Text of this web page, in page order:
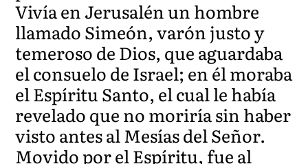
Vivía en Jerusalén un hombre
llamado Simeón, varón justo y
temeroso de Dios, que aguardaba
el consuelo de Israel; en él moraba
el Espíritu Santo, el cual le había
revelado que no moriría sin haber
visto antes al Mesías del Señor.
Movido por el Espíritu, fue al